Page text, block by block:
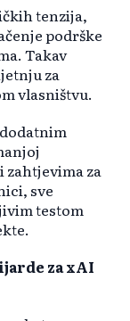
tenzija,
podrške
Takav
za
vlasništvu.
za
sve
testom
za xAI